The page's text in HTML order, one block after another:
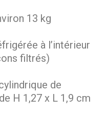
13 kg
à l’intérieur
filtrés)
de
H 1,27 x L 1,9 cm